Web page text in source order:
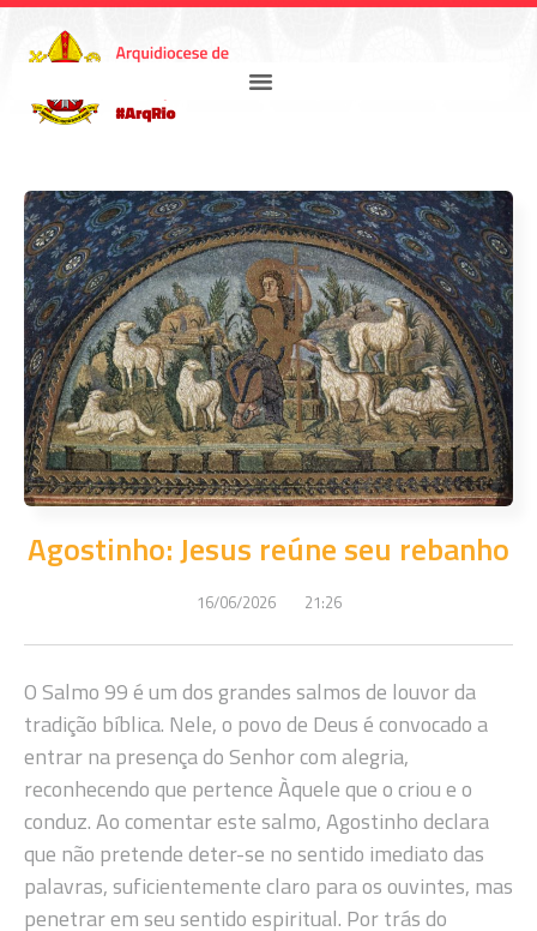
Agostinho: Jesus reúne seu rebanho
16/06/2026 21:26
O Salmo 99 é um dos grandes salmos de louvor da
tradição bíblica. Nele, o povo de Deus é convocado a
entrar na presença do Senhor com alegria,
reconhecendo que pertence Àquele que o criou e o
conduz. Ao comentar este salmo, Agostinho declara
que não pretende deter-se no sentido imediato das
palavras, suficientemente claro para os ouvintes, mas
penetrar em seu sentido espiritual. Por trás do